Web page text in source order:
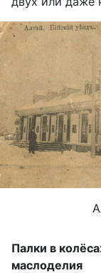
Палки в
маслоделия